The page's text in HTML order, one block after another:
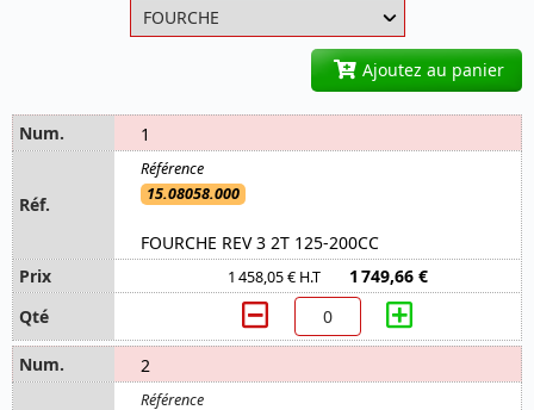
Ajoutez au panier
1
15.08058.000
FOURCHE REV 3 2T 125-200CC
1 458,05 € H.T 1 749,66 €
2